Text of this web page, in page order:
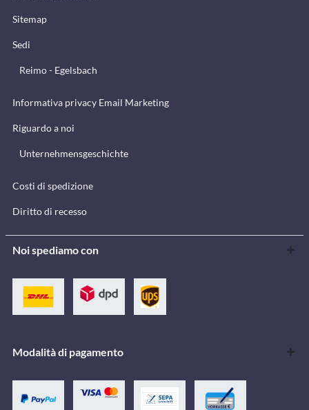
Sitemap
Sedi
Reimo - Egelsbach
Informativa privacy Email Marketing
Riguardo a noi
Unternehmensgeschichte
Costi di spedizione
Diritto di recesso
Noi spediamo con
Modalità di pagamento